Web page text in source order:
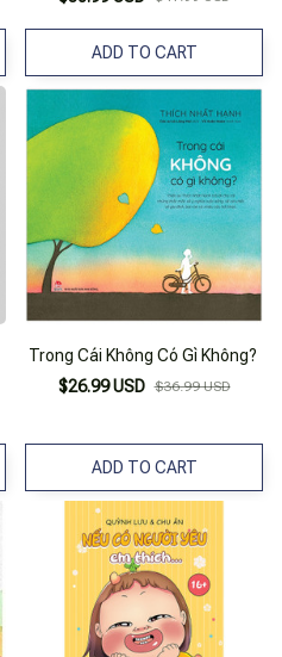
ADD TO CART
Trong Cái Không Có Gì Không?
$26.99 USD $36.99 USD
ADD TO CART